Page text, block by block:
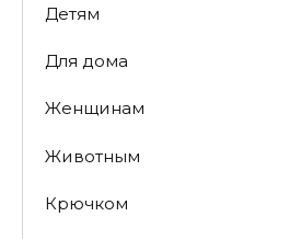
Детям
Для дома
Женщинам
Животным
Крючком